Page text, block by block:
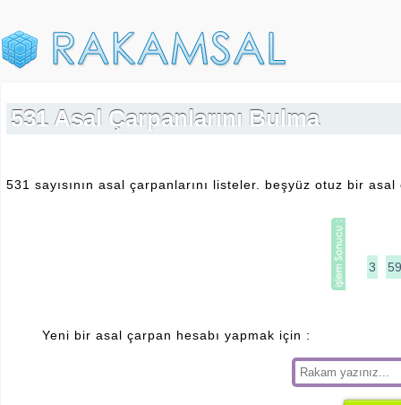
531 Asal Çarpanlarını Bulma
531 sayısının asal çarpanlarını listeler. beşyüz otuz bir
3 59
Yeni bir asal çarpan hesabı yapmak için :